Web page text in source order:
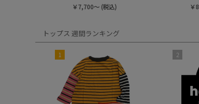
￥7,700～ (税込) ￥
トップス 週間ランキング
1 2